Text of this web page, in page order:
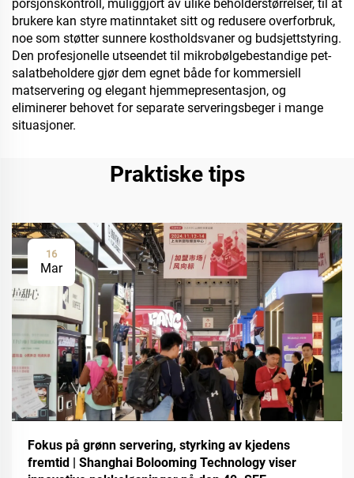
porsjonskontroll, muliggjort av ulike beholderstørrelser, til at
brukere kan styre matinntaket sitt og redusere overforbruk,
noe som støtter sunnere kostholdsvaner og budsjettstyring.
Den profesjonelle utseendet til mikrobølgebestandige pet-
salatbeholdere gjør dem egnet både for kommersiell
matservering og elegant hjemmepresentasjon, og
eliminerer behovet for separate serveringsbeger i mange
situasjoner.
Praktiske tips
16
Mar
Fokus på grønn servering, styrking av kjedens
fremtid | Shanghai Bolooming Technology viser